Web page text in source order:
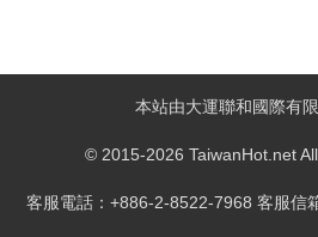
本站由大運聯和國際有
© 2015-2026 TaiwanHot.net
客服電話：+886-2-8522-7968 客服信